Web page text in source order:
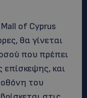
of Cyprus
θα γίνεται
που πρέπει
επίσκεψης, και
του